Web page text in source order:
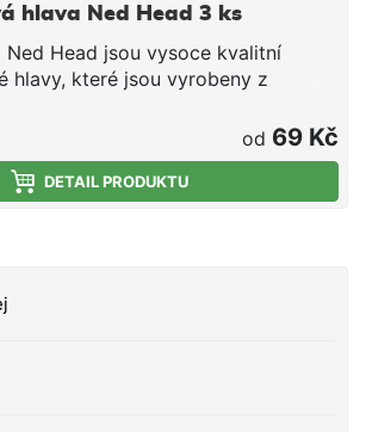
hlava Ned Head 3 ks
Ned Head jsou vysoce kvalitní
hlavy, které jsou vyrobeny z
pro lov s plovoucími nástrahami,
veškeré umělé nástrahy. Díky
vždy stojí ve svislé poloze
od 69 Kč
DETAIL PRODUKTU